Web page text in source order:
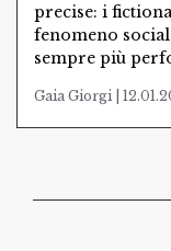
precise: i
fenomeno
sempre più
Gaia Giorgi |